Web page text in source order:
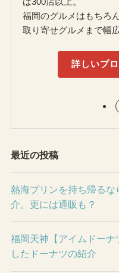
福岡のグルメはもちろ
取り寄せグルメまで幅
詳しいプ
最近の投稿
熱海プリンを持ち帰る
介。更には通販も？
福岡天神【アイムドーナ
したドーナツの紹介